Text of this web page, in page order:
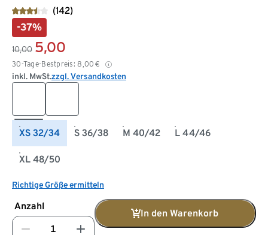
(142)
-37%
10,00 5,00
30-Tage-Bestpreis: 8,00 €
inkl. MwSt.zzgl. Versandkosten
XS 32/34 S 36/38 M 40/42 L 44/46
XL 48/50
Richtige Größe ermitteln
Anzahl
In den Warenkorb